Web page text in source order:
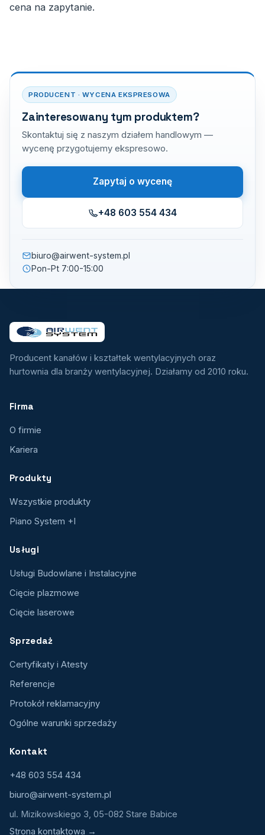
cena na zapytanie.
PRODUCENT · WYCENA EKSPRESOWA
Zainteresowany tym produktem?
Skontaktuj się z naszym działem handlowym —
wycenę przygotujemy ekspresowo.
Zapytaj o wycenę
+48 603 554 434
biuro@airwent-system.pl
Pon-Pt 7:00-15:00
Producent kanałów i kształtek wentylacyjnych oraz
hurtownia dla branży wentylacyjnej. Działamy od 2010 roku.
Firma
O firmie
Kariera
Produkty
Wszystkie produkty
Piano System +I
Usługi
Usługi Budowlane i Instalacyjne
Cięcie plazmowe
Cięcie laserowe
Sprzedaż
Certyfikaty i Atesty
Referencje
Protokół reklamacyjny
Ogólne warunki sprzedaży
Kontakt
+48 603 554 434
biuro@airwent-system.pl
ul. Mizikowskiego 3, 05-082 Stare Babice
Strona kontaktowa →